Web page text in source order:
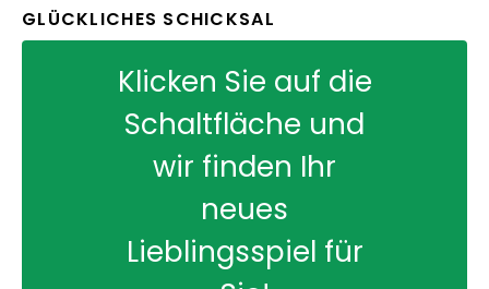
GLÜCKLICHES SCHICKSAL
Klicken Sie auf die
Schaltfläche und
wir finden Ihr
neues
Lieblingsspiel für